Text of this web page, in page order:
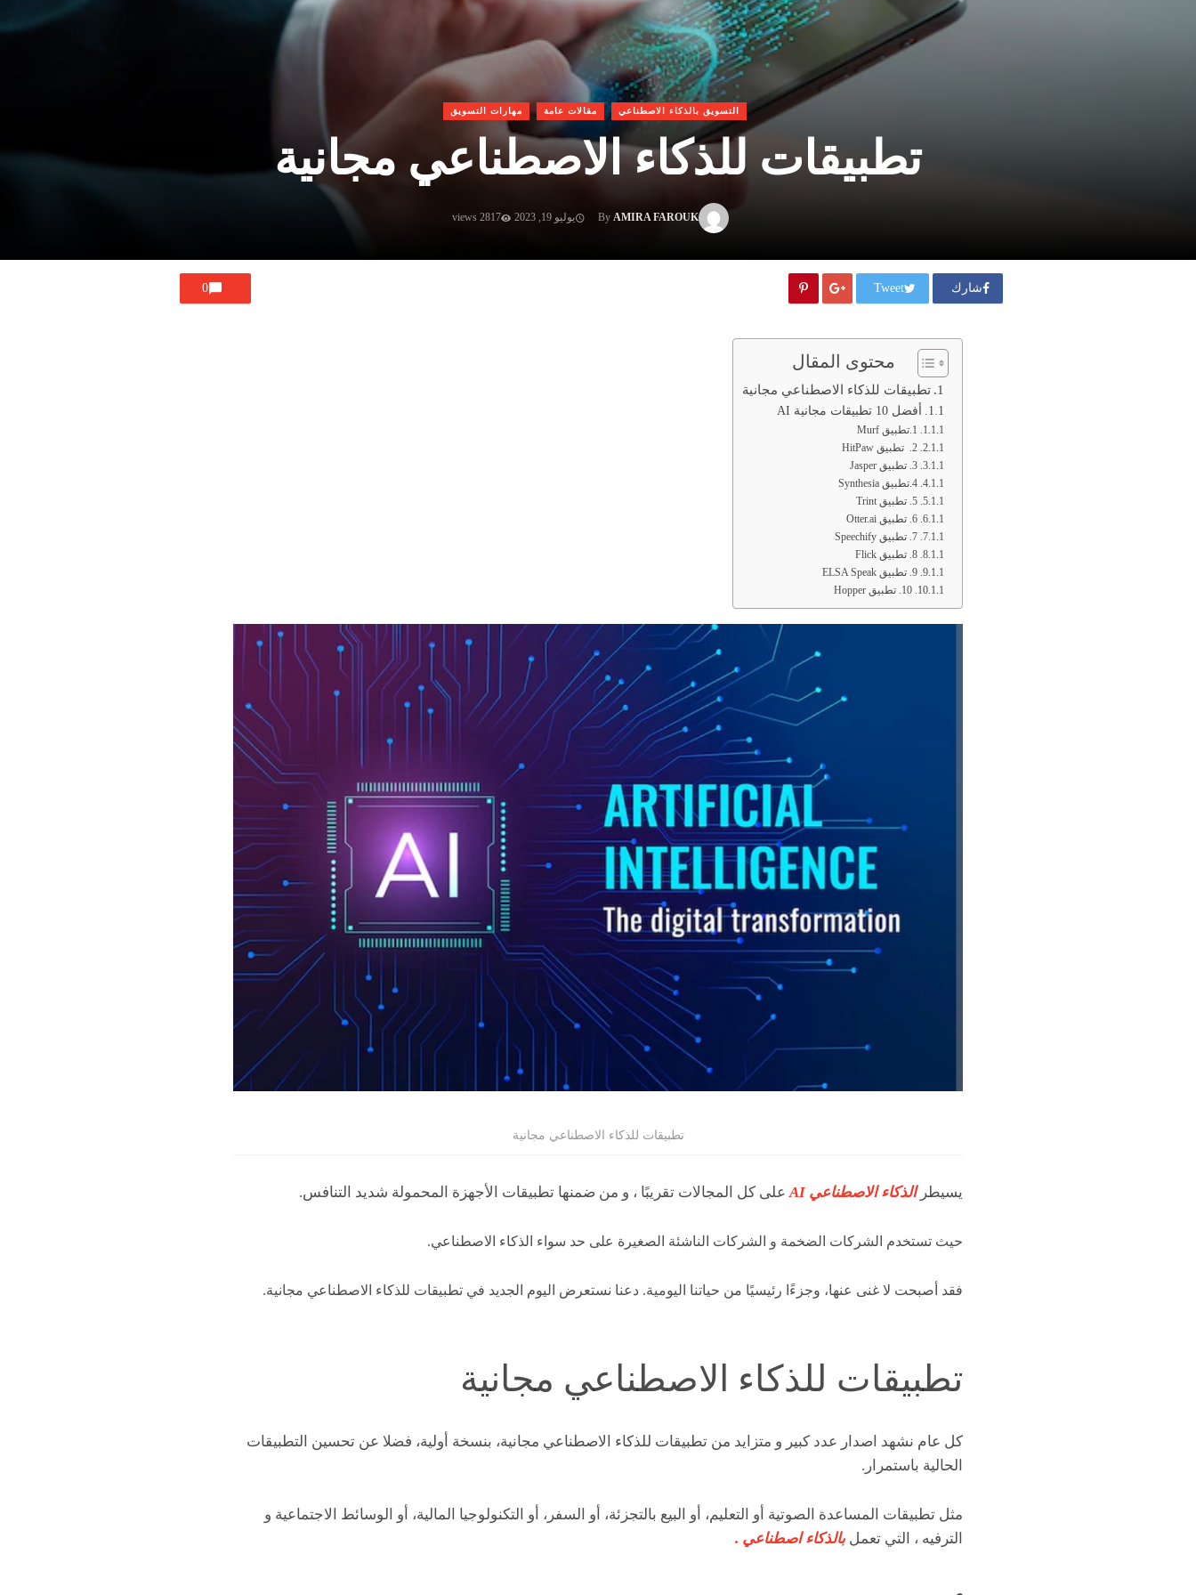
التسويق بالذكاء الاصطناعي مقالات عامة مهارات التسويق
تطبيقات للذكاء الاصطناعي مجانية
By AMIRA FAROUK يوليو 19, 2023 2817 views
شارك Tweet
0
محتوى المقال
تطبيقات للذكاء الاصطناعي مجانية
أفضل 10 تطبيقات مجانية AI
1.تطبيق Murf
2. تطبيق HitPaw
3. تطبيق Jasper
4.تطبيق Synthesia
5. تطبيق Trint
6. تطبيق Otter.ai
7. تطبيق Speechify
8. تطبيق Flick
9. تطبيق ELSA Speak
10. تطبيق Hopper
تطبيقات للذكاء الاصطناعي مجانية
يسيطرالذكاء الاصطناعي AI على كل المجالات تقريبًا ، و من ضمنها تطبيقات الأجهزة المحمولة شديد التنافس.
حيث تستخدم الشركات الضخمة و الشركات الناشئة الصغيرة على حد سواء الذكاء الاصطناعي.
فقد أصبحت لا غنى عنها، وجزءًا رئيسيًا من حياتنا اليومية. دعنا نستعرض اليوم الجديد في تطبيقات للذكاء الاصطناعي مجانية.
تطبيقات للذكاء الاصطناعي مجانية
كل عام نشهد اصدار عدد كبير و متزايد من تطبيقات للذكاء الاصطناعي مجانية، بنسخة أولية، فضلا عن تحسين التطبيقات
الحالية باستمرار.
مثل تطبيقات المساعدة الصوتية أو التعليم، أو البيع بالتجزئة، أو السفر، أو التكنولوجيا المالية، أو الوسائط الاجتماعية و
الترفيه ، التي تعملبالذكاء اصطناعي .